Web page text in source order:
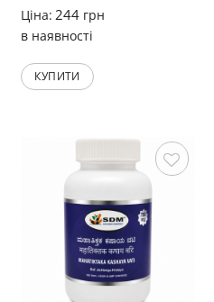
Ціна: 244 грн
в наявності
КУПИТИ